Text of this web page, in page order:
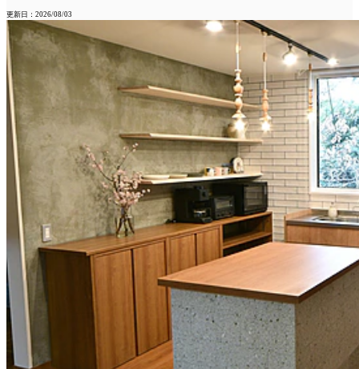
更新日：2026/08/03